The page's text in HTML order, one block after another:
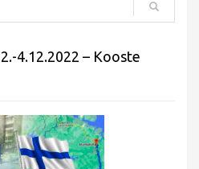
4.12.2022 – Kooste